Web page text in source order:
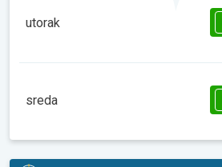
14:00
18:59
utorak
14:00
18:59
sreda
08:00